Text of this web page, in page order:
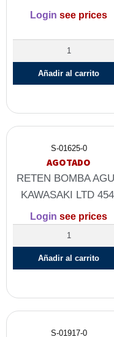
Login see prices
Añadir al carrito
S-01625-0
AGOTADO
RETEN BOMBA
KAWASAKI LTD
Login see prices
Añadir al carrito
S-01917-0